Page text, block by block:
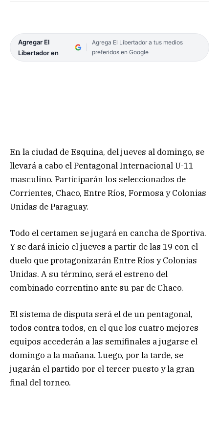
Agregar El
Libertador en
Agrega El Libertador a tus medios
preferidos en Google
En la ciudad de Esquina, del jueves al domingo, se
llevará a cabo el Pentagonal Internacional U-11
masculino. Participarán los seleccionados de
Corrientes, Chaco, Entre Ríos, Formosa y Colonias
Unidas de Paraguay.
Todo el certamen se jugará en cancha de Sportiva.
Y se dará inicio el jueves a partir de las 19 con el
duelo que protagonizarán Entre Ríos y Colonias
Unidas. A su término, será el estreno del
combinado correntino ante su par de Chaco.
El sistema de disputa será el de un pentagonal,
todos contra todos, en el que los cuatro mejores
equipos accederán a las semifinales a jugarse el
domingo a la mañana. Luego, por la tarde, se
jugarán el partido por el tercer puesto y la gran
final del torneo.